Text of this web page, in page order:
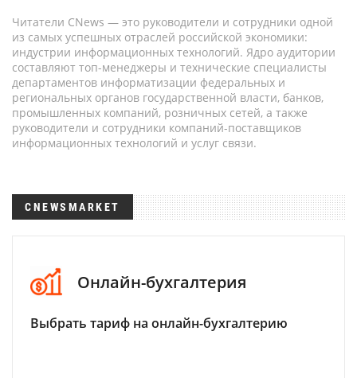
Читатели CNews — это руководители и сотрудники одной
из самых успешных отраслей российской экономики:
индустрии информационных технологий. Ядро аудитории
составляют топ-менеджеры и технические специалисты
департаментов информатизации федеральных и
региональных органов государственной власти, банков,
промышленных компаний, розничных сетей, а также
руководители и сотрудники компаний-поставщиков
информационных технологий и услуг связи.
CNEWSMARKET
Онлайн-бухгалтерия
Выбрать тариф на онлайн-бухгалтерию